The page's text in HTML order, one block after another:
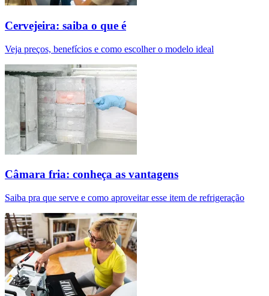
Cervejeira: saiba o que é
Veja preços, benefícios e como escolher o modelo ideal
Câmara fria: conheça as vantagens
Saiba pra que serve e como aproveitar esse item de refrigeração